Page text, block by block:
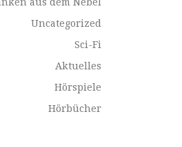
aus dem Nebel
Uncategorized
Sci-Fi
Aktuelles
Hörspiele
Hörbücher